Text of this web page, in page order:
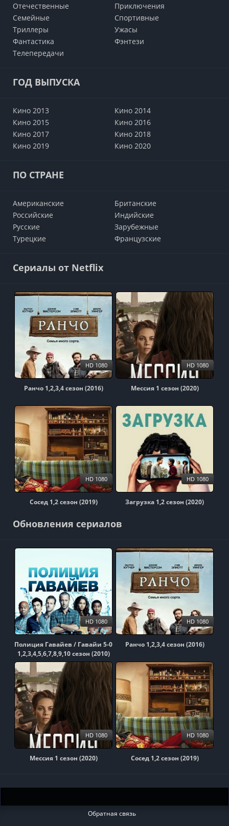
Отечественные
Приключения
Семейные
Cпортивные
Триллеры
Ужасы
Фантастика
Фэнтези
Телепередачи
ГОД ВЫПУСКА
Кино 2013
Кино 2014
Кино 2015
Кино 2016
Кино 2017
Кино 2018
Кино 2019
Кино 2020
ПО СТРАНЕ
Американские
Британские
Российские
Индийские
Русские
Зарубежные
Турецкие
Французские
Сериалы от Netflix
Ранчо 1,2,3,4 сезон (2016)
HD 1080
Мессия 1 сезон (2020)
HD 1080
Сосед 1,2 сезон (2019)
HD 1080
Загрузка 1,2 сезон (2020)
HD 1080
Обновления сериалов
Полиция Гавайев / Гавайи 5-0
1,2,3,4,5,6,7,8,9,10 сезон (2010)
HD 1080
Ранчо 1,2,3,4 сезон (2016)
HD 1080
Мессия 1 сезон (2020)
HD 1080
Сосед 1,2 сезон (2019)
HD 1080
Обратная связь